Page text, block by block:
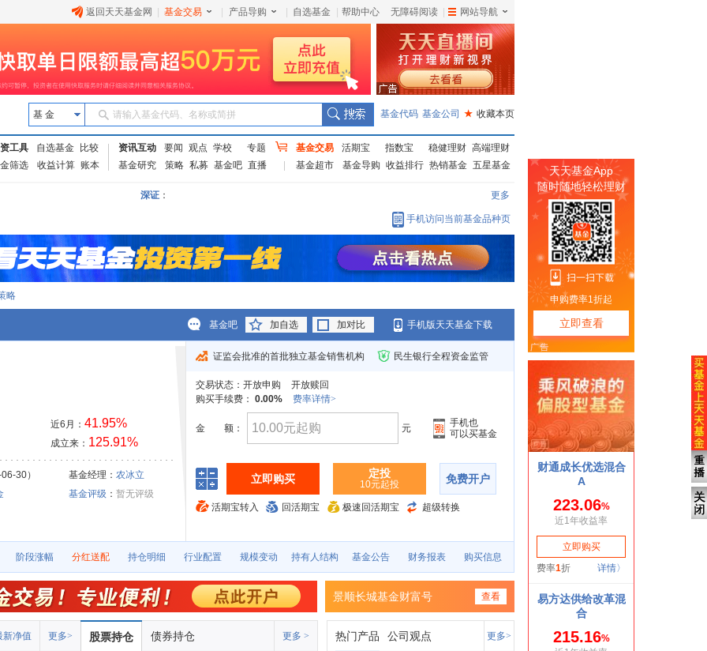
返回天天基金网 基金交易 产品导购 自选基金 帮助中心 无障碍阅读 网站导航
基 金 请输入基金代码、名称或简拼 基金代码 基金公司 ★ 收藏本页
工具 自选基金
比较
筛选
收益计算 账本
资讯互动 要闻 观点 学校
专题
基金研究
策略 私募 基金吧 直播
基金交易 活期宝 指数宝 稳健理财 高端理财
基金超市
基金导购 收益排行 热销基金 五星基金
深证： 更多
手机访问当前基金品种页
略
基金吧 加自选 加对比 手机版天天基金下载
近6月： 41.95%
成立来： 125.91%
30） 基金经理： 农冰立
基金评级 ： 暂无评级
证监会批准的首批独立基金销售机构 民生银行全程资金监管
交易状态： 开放申购
开放赎回
购买手续费： 0.00% 费率详情>
金 额： 元
手机也
可以买基金
立即购买 定投
10元起投 免费开户
活期宝转入 回活期宝 极速回活期宝 超级转换
阶段涨幅 分红送配 持仓明细 行业配置 规模变动 持有人结构 基金公告 财务报表 购买信息
景顺长城基金财富号 查看
更多>
新净值 股票持仓 债券持仓 更多 > 热门产品 公司观点 更多>